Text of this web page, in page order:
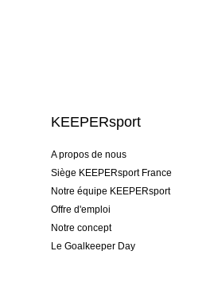
KEEPERsport
A propos de nous
Siège KEEPERsport France
Notre équipe KEEPERsport
Offre d'emploi
Notre concept
Le Goalkeeper Day